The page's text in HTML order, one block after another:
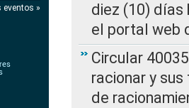
eventos »
diez (10) días
el portal web
Circular
racionar y
de